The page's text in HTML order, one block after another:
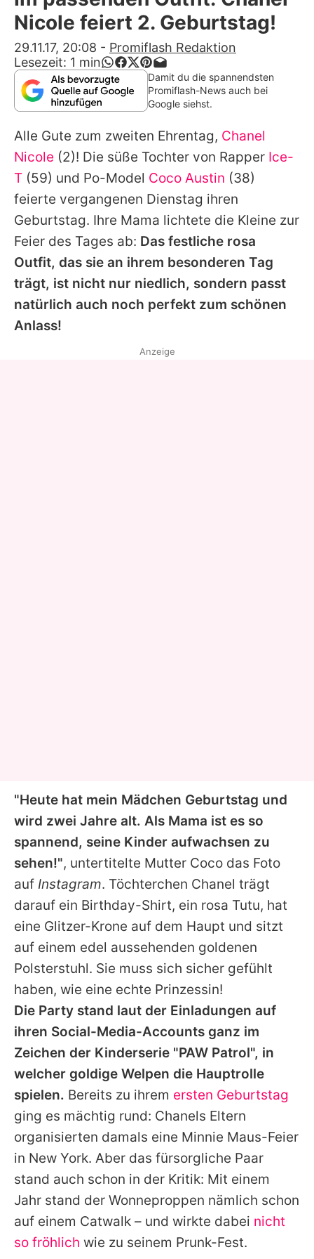
Alle Themen auf Promiflash
App runterladen
Team
Redaktionelle Richtlinien
Impressum
Nutzungsbedingungen
Utiq verwalten
Nicole feiert 2. Geburtstag!
29.11.17, 20:08 - Promiflash Redaktion
Lesezeit: 1 min
Damit du die spannendsten
Promiflash-News auch bei
Google siehst.
Alle Gute zum zweiten Ehrentag, Chanel
Nicole (2)! Die süße Tochter von Rapper Ice-
T (59) und Po-Model Coco Austin (38)
feierte vergangenen Dienstag ihren
Geburtstag. Ihre Mama lichtete die Kleine zur
Feier des Tages ab: Das festliche rosa
Outfit, das sie an ihrem besonderen Tag
trägt, ist nicht nur niedlich, sondern passt
natürlich auch noch perfekt zum schönen
Anlass!
"Heute hat mein Mädchen Geburtstag und
wird zwei Jahre alt. Als Mama ist es so
spannend, seine Kinder aufwachsen zu
sehen!", untertitelte Mutter Coco das Foto
auf Instagram. Töchterchen Chanel trägt
darauf ein Birthday-Shirt, ein rosa Tutu, hat
eine Glitzer-Krone auf dem Haupt und sitzt
auf einem edel aussehenden goldenen
Polsterstuhl. Sie muss sich sicher gefühlt
haben, wie eine echte Prinzessin!
Die Party stand laut der Einladungen auf
ihren Social-Media-Accounts ganz im
Zeichen der Kinderserie "PAW Patrol", in
welcher goldige Welpen die Hauptrolle
spielen. Bereits zu ihrem ersten Geburtstag
ging es mächtig rund: Chanels Eltern
organisierten damals eine Minnie Maus-Feier
in New York. Aber das fürsorgliche Paar
stand auch schon in der Kritik: Mit einem
Jahr stand der Wonneproppen nämlich schon
auf einem Catwalk – und wirkte dabei nicht
so fröhlich wie zu seinem Prunk-Fest.
Anzeige